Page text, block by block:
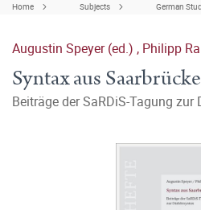
Home Subjects German
Augustin Speyer (ed.) , Philipp
Syntax aus
Beiträge der SaRDiS-Tagung